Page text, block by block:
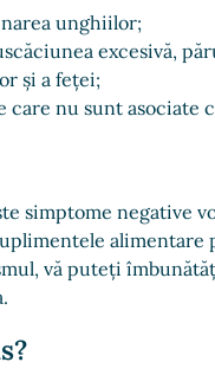
unghiilor;
excesivă,
și a feței;
care nu sunt asociate
simptome negative
alimentare
vă puteți